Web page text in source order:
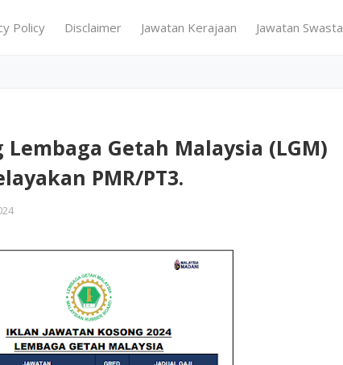
Policy Disclaimer Jawatan Kerajaan Jawatan Swasta
Lembaga Getah Malaysia (LGM)
PMR/PT3.